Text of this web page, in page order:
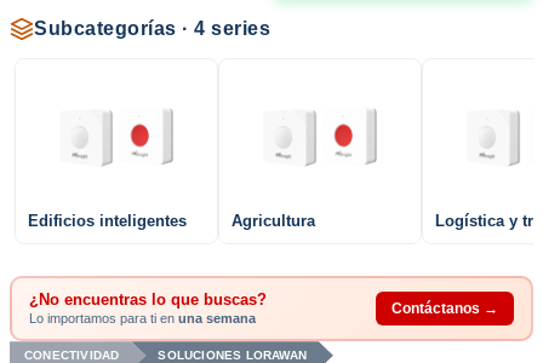
Subcategorías · 4 series
Edificios inteligentes Agricultura Logística y
¿No encuentras lo que buscas?
Lo importamos para ti en una semana
Contáctanos →
CONECTIVIDAD SOLUCIONES LORAWAN